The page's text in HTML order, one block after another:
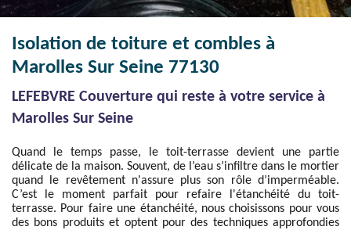
Isolation de toiture et combles à
Marolles Sur Seine 77130
LEFEBVRE Couverture qui reste à votre service à
Marolles Sur Seine
Quand le temps passe, le toit-terrasse devient une partie
délicate de la maison. Souvent, de l’eau s’infiltre dans le mortier
quand le revêtement n'assure plus son rôle d’imperméable.
C’est le moment parfait pour refaire l'étanchéité du toit-
terrasse. Pour faire une étanchéité, nous choisissons pour vous
des bons produits et optent pour des techniques approfondies